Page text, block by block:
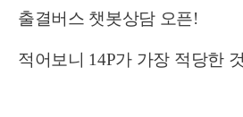
출결버스 챗봇상담 오픈!
적어보니 14P가 가장 적당한